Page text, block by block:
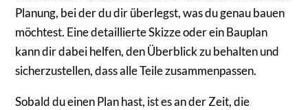
Planung, bei der du dir überlegst, was du genau bauen
möchtest. Eine detaillierte Skizze oder ein Bauplan
kann dir dabei helfen, den Überblick zu behalten und
sicherzustellen, dass alle Teile zusammenpassen.
Sobald du einen Plan hast, ist es an der Zeit, die